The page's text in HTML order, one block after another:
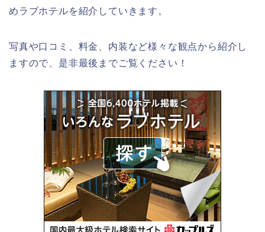
めラブホテルを紹介していきます。
写真や口コミ、料金、内装など様々な観点から紹介し
ますので、是非最後までご覧ください！